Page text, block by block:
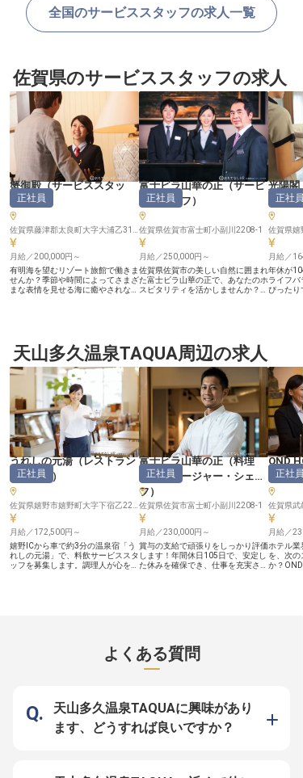
全国のサービススタッフの求人一覧
佐賀県のサービススタッフの求人
蟹御殿（サービススタッ
フ）
正社員
月給／200,000円～
有明海を望むリゾート旅館で働きま
せんか？季節や時間によってさまざ
まな表情を見せる海に癒やされなが
ご応募ください。蟹御殿は、客室や
展望露天風呂などからの眺望、料理
長が腕を振るう料理で佐賀の魅力を
堪能できる宿。ご応募お待ちしてい
ます。※この求人は2023年8月30日
時点の情報です
富士ビラ山華の正（サービ
ススタッフ ）
正社員
佐賀県佐賀市富士町小副川2208-1
月給／250,000円～
佐賀県佐賀市の美しい自然に囲まれ
た富士ビラ山華の正で、あなたのホ
スピタリティを活かしませんか？月
校以上の学歴と普通自動車免許
（AT限定可）があれば、未経験で
も大歓迎。心温まるおもてなしを提
供し、お客様の笑顔を作り出す素敵
な毎日を送りましょう。※2024年
08月26日時点の情報です
光陽閣
フ）
正社員
月給／
年休が
ライフバ
ぴったり
に整えて
重曹泉で
※この求
情報です
天山多久温泉TAQUA周辺の求人
うれしの元湯（レストラン
サービス ）
正社員
月給／172,500円～
嬉野ICから車で約3分の温泉宿「う
れしの元湯」で、料飲サービススタ
ッフを募集します。調理人が心を込
配なく新生活をスタートできます
よ。※2023年9月29日時点の情報で
富士ビラ山華の正（料理
長・マネージャー・シェ
フ ）
正社員
佐賀県佐賀市富士町小副川2208-1
月給／230,000円～
賞与の支給で頑張りをしっかり評価
します！年間休日105日で、安定し
た休みを確保でき、仕事を充実させ
様を笑顔にしたい方のご応募お待ち
しております。※この求人は2023年
9月5日時点の情報です
OND
ー・
正社員
佐賀県武
月給／
ホテル業
を、次の
か？
よくある質問
天山多久温泉TAQUAに興味があり
ます、どうすれば良いですか？